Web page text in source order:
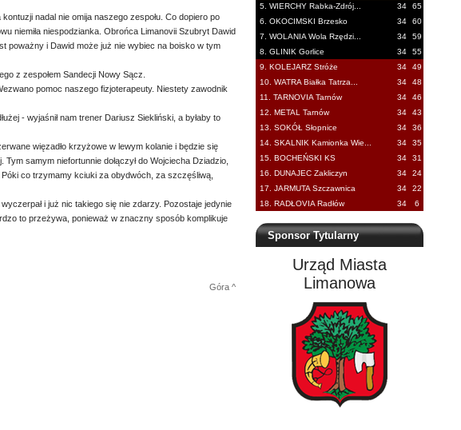
5. WIERCHY Rabka-Zdrój...
34
65
6. OKOCIMSKI Brzesko
34
60
7. WOLANIA Wola Rzędzi...
34
59
8. GLINIK Gorlice
34
55
9. KOLEJARZ Stróże
34
49
10. WATRA Białka Tatrza...
34
48
11. TARNOVIA Tarnów
34
46
12. METAL Tarnów
34
43
13. SOKÓŁ Słopnice
34
36
14. SKALNIK Kamionka Wie...
34
35
15. BOCHEŃSKI KS
34
31
16. DUNAJEC Zakliczyn
34
24
17. JARMUTA Szczawnica
34
22
18. RADŁOVIA Radłów
34 6
Sponsor Tytularny
Urząd Miasta
Limanowa
nadal nie omija naszego zespołu. Co dopiero po
niemiła niespodzianka. Obrońca Limanovii Szubryt Dawid
poważny i Dawid może już nie wybiec na boisko w tym
z zespołem Sandecji Nowy Sącz.
pomoc naszego fizjoterapeuty. Niestety zawodnik
- wyjaśnił nam trener Dariusz Siekliński, a byłaby to
więzadło krzyżowe w lewym kolanie i będzie się
samym niefortunnie dołączył do Wojciecha Dziadzio,
co trzymamy kciuki za obydwóch, za szczęśliwą,
i już nic takiego się nie zdarzy. Pozostaje jedynie
to przeżywa, ponieważ w znaczny sposób komplikuje
Góra ^